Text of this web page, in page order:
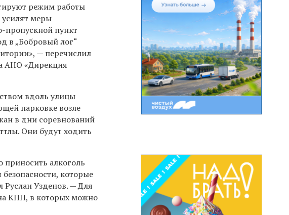
режим работы
усилят меры
пропускной пункт
в „Бобровый лог“
», — перечислил
АНО «Дирекция
вдоль улицы
парковке возле
в дни соревнований
Они будут ходить
алкоголь
которые
Руслан Узденов. — Для
КПП, в которых можно